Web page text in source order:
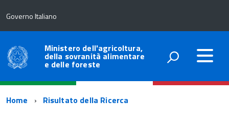
Governo Italiano
Ministero dell'agricoltura,
della sovranità alimentare
e delle foreste
Percorso
Home Risultato della Ricerca